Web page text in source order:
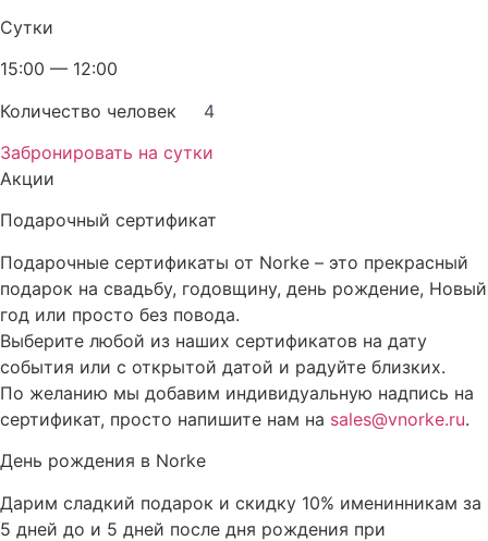
Сутки
15:00 — 12:00
Количество человек 4
Забронировать на сутки
Акции
Подарочный сертификат
Подарочные сертификаты от Norke – это прекрасный
подарок на свадьбу, годовщину, день рождение, Новый
год или просто без повода.
Выберите любой из наших сертификатов на дату
события или с открытой датой и радуйте близких.
По желанию мы добавим индивидуальную надпись на
сертификат, просто напишите нам на sales@vnorke.ru.
День рождения в Norke
Дарим сладкий подарок и скидку 10% именинникам за
5 дней до и 5 дней после дня рождения при